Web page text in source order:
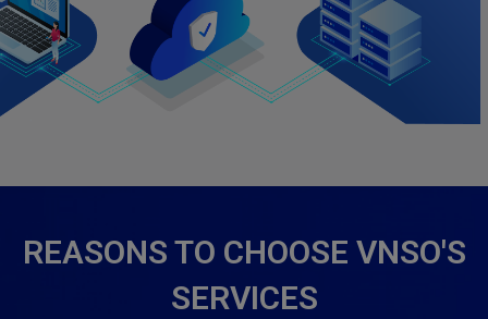
REASONS TO CHOOSE VNSO'S
SERVICES